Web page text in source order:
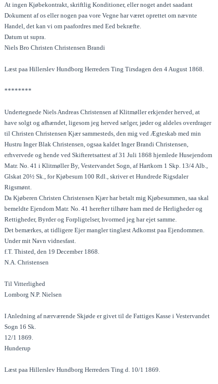
At ingen Kjøbekontrakt, skriftlig Konditioner, eller noget andet saadant
Dokument af os eller nogen paa vore Vegne har været oprettet om nævnte
Handel, det kan vi om paafordres med Eed bekræfte.
Datum ut supra.
Niels Bro Christen Christensen Brandi
Læst paa Hillerslev Hundborg Herreders Ting Tirsdagen den 4 August 1868.
********
Undertegnede Niels Andreas Christensen af Klitmøller erkjender herved, at
have solgt og afhændet, ligesom jeg herved sælger, jøder og aldeles overdrager
til Christen Christensen Kjær sammesteds, den mig ved Ægteskab med min
Hustru Inger Blak Christensen, ogsaa kaldet Inger Brandi Christensen,
erhvervede og hende ved Skifteretsattest af 31 Juli 1868 hjemlede Husejendom
Matr. No. 41 i Klitmøller By, Vestervandet Sogn, af Hartkorn 1 Skp. 13/4 Alb.,
Glskat 20½ Sk., for Kjøbesum 100 Rdl., skriver et Hundrede Rigsdaler
Rigsmønt.
Da Kjøberen Christen Christensen Kjær har betalt mig Kjøbesummen, saa skal
bemeldte Ejendom Matr. No. 41 herefter tilhøre ham med de Herligheder og
Rettigheder, Byrder og Forpligtelser, hvormed jeg har ejet samme.
Det bemærkes, at tidligere Ejer mangler tinglæst Adkomst paa Ejendommen.
Under mit Navn vidnesfast.
f.T. Thisted, den 19 December 1868.
N.A. Christensen
Til Vitterlighed
Lomborg N.P. Nielsen
I Anledning af nærværende Skjøde er givet til de Fattiges Kasse i Vestervandet
Sogn 16 Sk.
12/1 1869.
Hunderup
Læst paa Hillerslev Hundborg Herreders Ting d. 10/1 1869.